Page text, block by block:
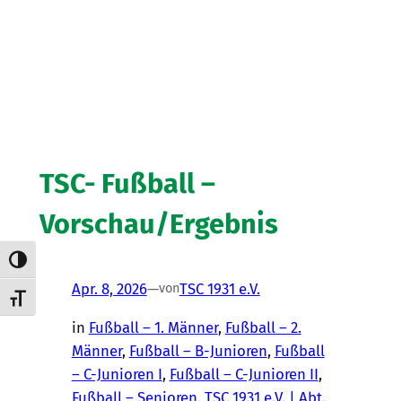
Umschalten auf hohe Kontraste
Schrift vergrößern
TSC- Fußball –
Vorschau/Ergebnis
Apr. 8, 2026—vonTSC 1931 e.V.
in Fußball – 1. Männer, Fußball – 2.
Männer, Fußball – B-Junioren, Fußball
– C-Junioren I, Fußball – C-Junioren II ,